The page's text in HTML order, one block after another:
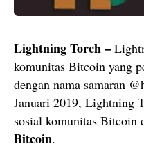
Lightning Torch –
komunitas Bitcoin yang
dengan nama samaran
Januari 2019, Lightning
sosial komunitas Bitcoin
Bitcoin.